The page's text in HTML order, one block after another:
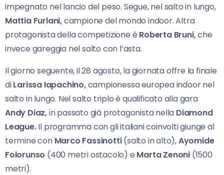
impegnato nel lancio del peso. Segue, nel salto in lungo,
Mattia Furlani,campione del mondo indoor. Altra
protagonista della competizione è Roberta Bruni,che
invece gareggia nel salto con l’asta.
Il giorno seguente, il 28 agosto, la giornata offre la finale
diLarissa Iapachino,campionessa europea indoor nel
salto in lungo. Nel salto triplo è qualificato alla gara
Andy Diaz,in passato già protagonista nella Diamond
League.Il programma con gli italiani coinvolti giunge al
termine con Marco Fassinotti(salto in alto),Ayomide
Folorunso (400 metri ostacolo) e Marta Zenoni (1500
metri).